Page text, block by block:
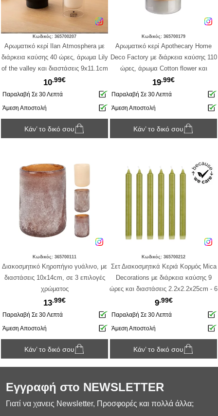
Κωδικός: 365700207
Αρωματικό κερί Ilan Αtmosphera με
διάρκεια καύσης 40 ώρες, άρωμα Lily
of the valley και διαστάσεις 9x11.1cm
10.99€
Παραλαβή Σε 30 Λεπτά
Άμεση Αποστολή
Κάν’ το δικό σου
Κωδικός: 365700179
Αρωματικό κερί Apothecary Home
Deco Factory με διάρκεια καύσης 110
ώρες, άρωμα Cotton flower και
διαστάσεις 14x25.5cm
19.99€
Παραλαβή Σε 30 Λεπτά
Άμεση Αποστολή
Κάν’ το δικό σου
Κωδικός: 365700111
Διακοσμητικό Κηροπήγιο γυάλινο, με
διαστάσεις 10x14cm, σε 3 επιλογές
χρώματος
13.99€
Παραλαβή Σε 30 Λεπτά
Άμεση Αποστολή
Κάν’ το δικό σου
Κωδικός: 365700212
Σετ Διακοσμητικά Κεριά Κορμός Mica
Decorations με διάρκεια καύσης 9
ώρες και διαστάσεις 2.2x2.2x25cm - 6
τεμάχια
9.99€
Παραλαβή Σε 30 Λεπτά
Άμεση Αποστολή
Κάν’ το δικό σου
Εγγραφή στο NEWSLETTER
Γιατί να χανεις Newsletter, Προσφορές και πολλά άλλα;